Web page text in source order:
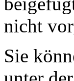
nicht
Sie